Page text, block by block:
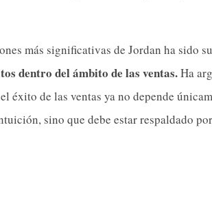
más significativas de Jordan ha sido
dentro del ámbito de las ventas.Ha
éxito de las ventas ya no depende
sino que debe estar respaldado